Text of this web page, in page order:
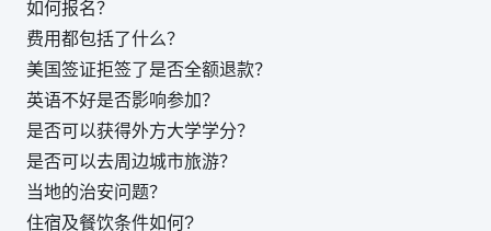
如何报名？
费用都包括了什么？
美国签证拒签了是否全额退款？
英语不好是否影响参加？
是否可以获得外方大学学分？
是否可以去周边城市旅游？
当地的治安问题？
住宿及餐饮条件如何?